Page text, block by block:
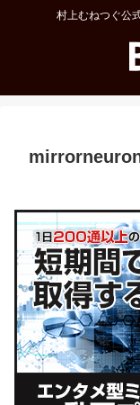
村上むねつぐ公